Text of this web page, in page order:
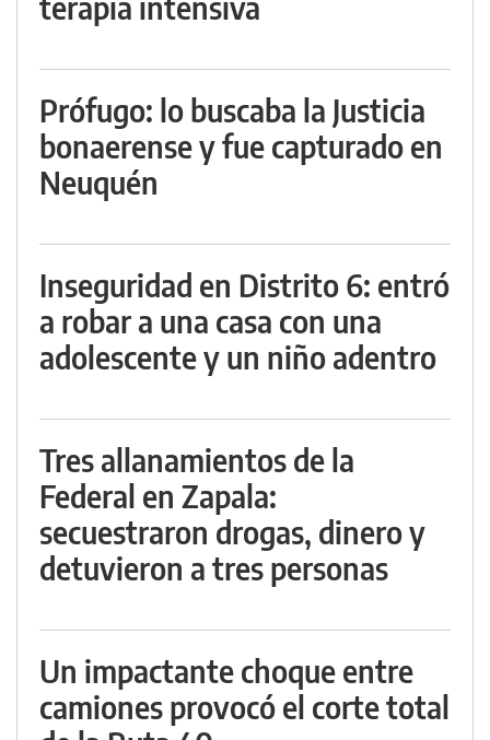
Prófugo: lo buscaba la Justicia
bonaerense y fue capturado en
Neuquén
Inseguridad en Distrito 6: entró
a robar a una casa con una
adolescente y un niño adentro
Tres allanamientos de la
Federal en Zapala:
secuestraron drogas, dinero y
detuvieron a tres personas
Un impactante choque entre
camiones provocó el corte total